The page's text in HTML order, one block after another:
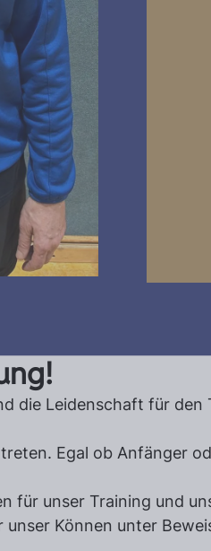
die Leidenschaft für
Egal ob Anfänger
unser Training und
Können unter